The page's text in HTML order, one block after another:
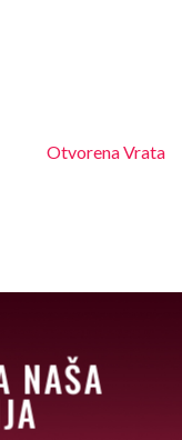
Otvorena Vrata
NAŠA